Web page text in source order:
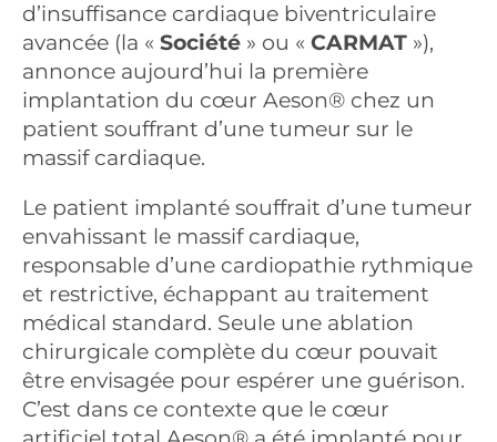
d’insuffisance cardiaque biventriculaire
avancée (la « Société » ou « CARMAT »),
annonce aujourd’hui la première
implantation du cœur Aeson® chez un
patient souffrant d’une tumeur sur le
massif cardiaque.
Le patient implanté souffrait d’une tumeur
envahissant le massif cardiaque,
responsable d’une cardiopathie rythmique
et restrictive, échappant au traitement
médical standard. Seule une ablation
chirurgicale complète du cœur pouvait
être envisagée pour espérer une guérison.
C’est dans ce contexte que le cœur